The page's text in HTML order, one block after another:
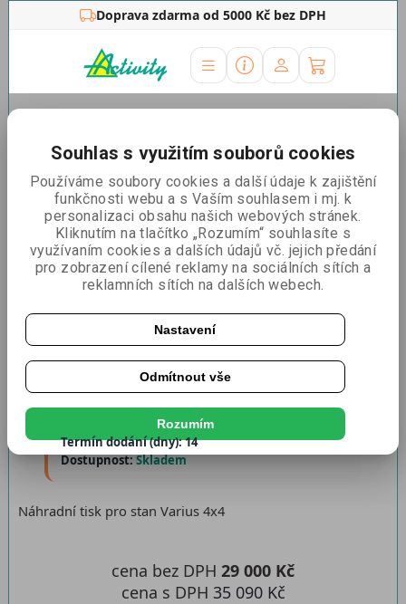
Doprava zdarma od 5000 Kč bez DPH
stěna
Náhradní tisk Varius 4x4
střecha + 1 stěna
ntvar4x41
Termín dodání (dny): 14
Dostupnost:Skladem
Náhradní tisk pro stan Varius 4x4
cena bez DPH 29 000 Kč
cena s DPH 35 090 Kč
Souhlas s využitím souborů cookies
Používáme soubory cookies a další údaje k zajištění
funkčnosti webu a s Vaším souhlasem i mj. k
personalizaci obsahu našich webových stránek.
Kliknutím na tlačítko „Rozumím“ souhlasíte s
využívaním cookies a dalších údajů vč. jejich předání
pro zobrazení cílené reklamy na sociálních sítích a
reklamních sítích na dalších webech.
Nastavení
Odmítnout vše
Rozumím